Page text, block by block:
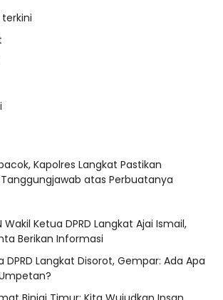
Kapolres Langkat Pastikan
atas Perbuatanya
Wakil Ketua DPRD Langkat Ajai Ismail,
Berikan Informasi
DPRD Langkat Disorot, Gempar: Ada Apa